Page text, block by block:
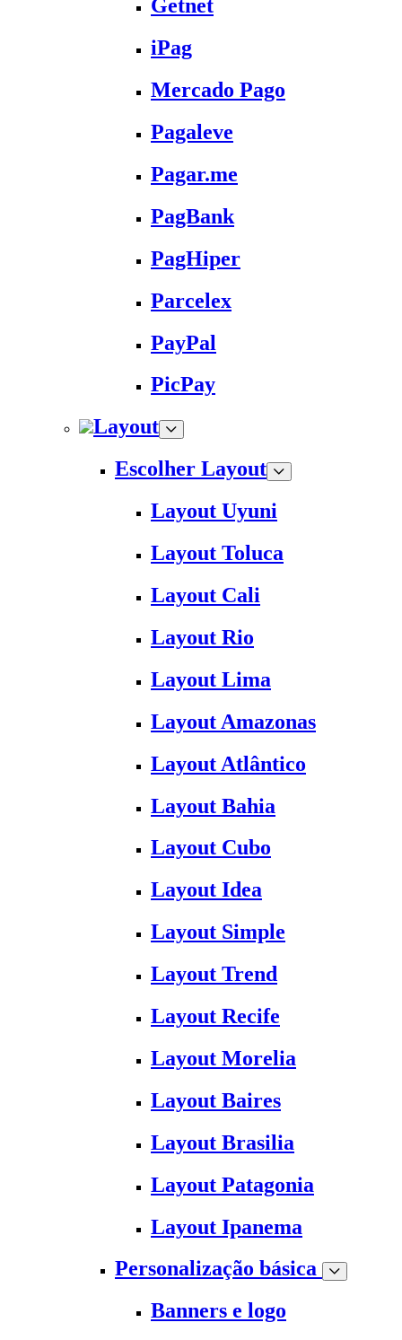
Getnet
iPag
Mercado Pago
Pagaleve
Pagar.me
PagBank
PagHiper
Parcelex
PayPal
PicPay
Layout
Escolher Layout
Layout Uyuni
Layout Toluca
Layout Cali
Layout Rio
Layout Lima
Layout Amazonas
Layout Atlântico
Layout Bahia
Layout Cubo
Layout Idea
Layout Simple
Layout Trend
Layout Recife
Layout Morelia
Layout Baires
Layout Brasilia
Layout Patagonia
Layout Ipanema
Personalização básica
Banners e logo